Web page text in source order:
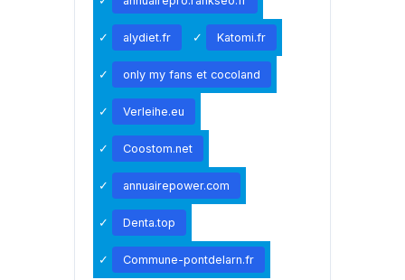
alydiet.fr Katomi.fr
only my fans et cocoland
Verleihe.eu
Coostom.net
annuairepower.com
Denta.top
Commune-pontdelarn.fr